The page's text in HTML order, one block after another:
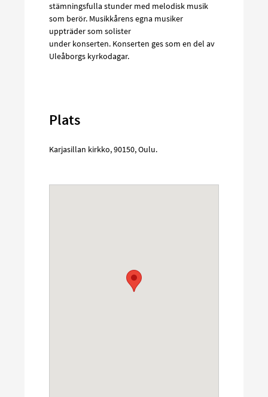
stämningsfulla stunder med melodisk musik
som berör. Musikkårens egna musiker
uppträder som solister
under konserten. Konserten ges som en del av
Uleåborgs kyrkodagar.
Plats
Karjasillan kirkko,90150,Oulu.